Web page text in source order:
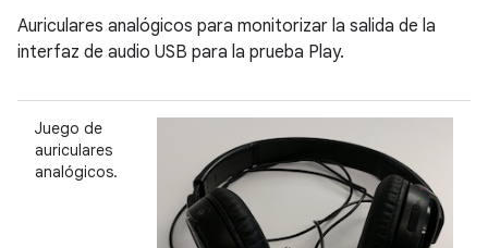
Auriculares analógicos para monitorizar la salida de la
interfaz de audio USB para la prueba Play.
Juego de
auriculares
analógicos.